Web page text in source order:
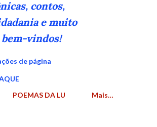
contos,
e muito
bem-vindos!
de página
POEMAS DA LU Mais…